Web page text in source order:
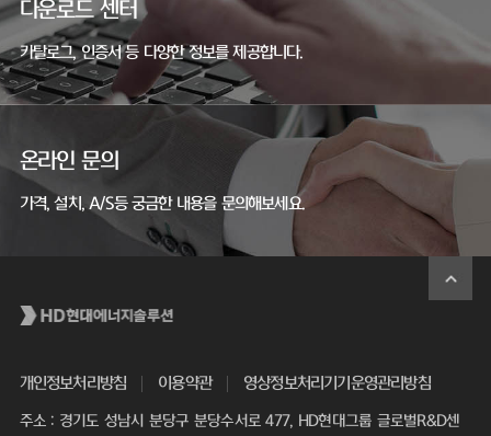
다운로드 센터
카탈로그, 인증서 등 다양한 정보를 제공합니다.
온라인 문의
가격, 설치, A/S등 궁금한 내용을 문의해보세요.
개인정보처리방침 이용약관 영상정보처리기기운영관리방침
주소 : 경기도 성남시 분당구 분당수서로 477, HD현대그룹 글로벌R&D센